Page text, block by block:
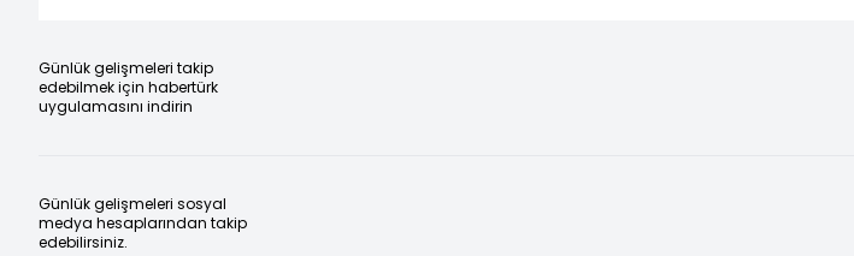
Günlük gelişmeleri takip
edebilmek için habertürk
uygulamasını indirin
Günlük gelişmeleri sosyal
medya hesaplarından takip
edebilirsiniz.